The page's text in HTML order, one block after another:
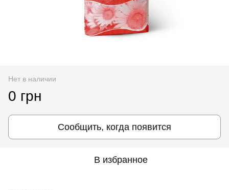
Нет в наличии
0 грн
Сообщить, когда появится
В избранное